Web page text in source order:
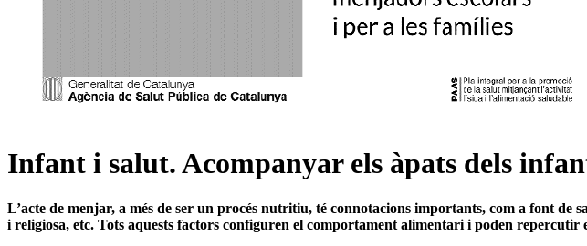
Infant i salut. Acompanyar els àpats dels
L’acte de menjar, a més de ser un procés nutritiu, té connotacions importants, com a font
i religiosa, etc. Tots aquests factors configuren el comportament alimentari i poden repercutir